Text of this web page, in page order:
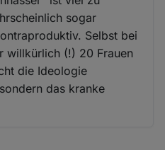
sogar
Selbst bei
willkürlich (!) 20 Frauen
die Ideologie
das kranke